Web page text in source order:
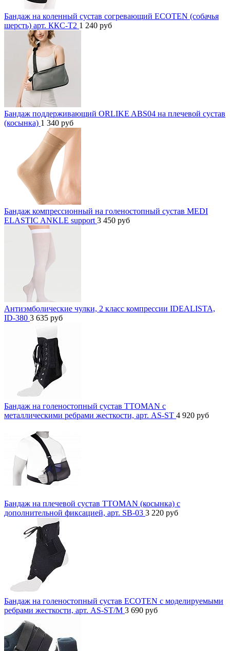
Бандаж на коленный сустав согревающий ECOTEN (собачья
шерсть) арт. ККС-Т2 1 240 руб
Бандаж поддерживающий ORLIKE ABS04 на плечевой сустав
(косынка) 1 340 руб
Бандаж компрессионный на голеностопный сустав MEDI
ELASTIC ANKLE support 3 450 руб
Антиэмболические чулки, 2 класс компрессии IDEALISTA,
ID-380 3 635 руб
Бандаж на голеностопный сустав TTOMAN с
металлическими ребрами жесткости, арт. AS-ST 4 920 руб
Бандаж на плечевой сустав TTOMAN (косынка) с
дополнительной фиксацией, арт. SB-03 3 220 руб
Бандаж на голеностопный сустав ECOTEN с моделируемыми
ребрами жесткости, арт. AS-ST/M 3 690 руб